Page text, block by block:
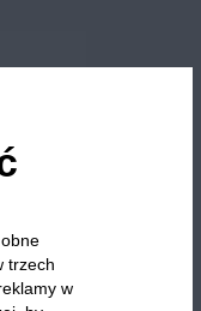
trzech
w